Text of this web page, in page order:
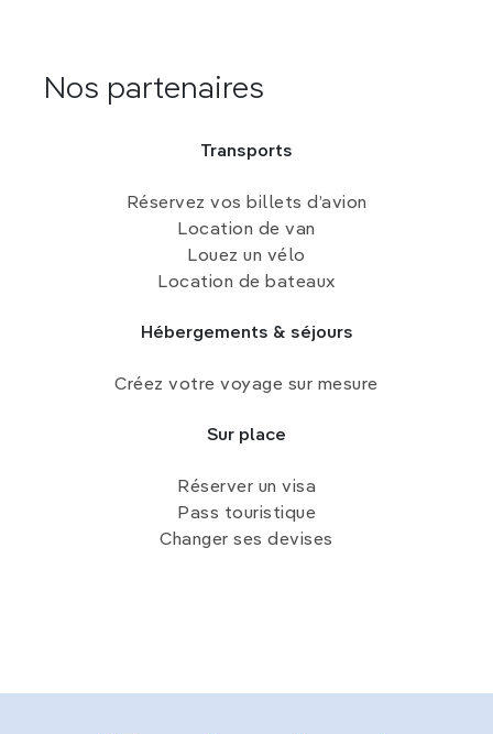
Nos partenaires
Transports
Réservez vos billets d’avion
Location de van
Louez un vélo
Location de bateaux
Hébergements & séjours
Créez votre voyage sur mesure
Sur place
Réserver un visa
Pass touristique
Changer ses devises